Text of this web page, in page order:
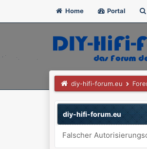
Home Portal
diy-hifi-forum.eu
diy-hifi-forum.eu
Falscher